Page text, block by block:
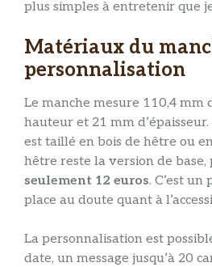
plus simples à entretenir que
Matériaux du
personnalisation
Le manche mesure 110,4 mm
hauteur et 21 mm
est taillé en bois de hêtre ou
hêtre reste la version de base,
seulement 12 euros. C’est
place au doute quant à
La personnalisation est
date, un message jusqu’à 20